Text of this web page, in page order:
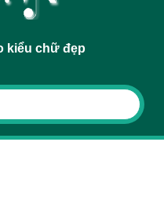
kiểu chữ đẹp